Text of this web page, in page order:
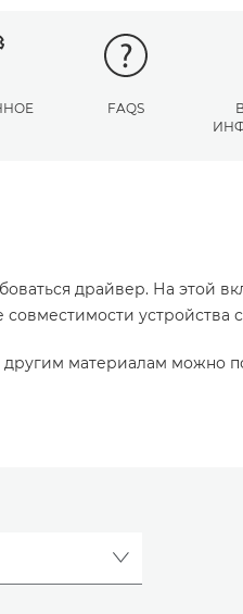
FAQS
драйвер. На этой
материалам можно